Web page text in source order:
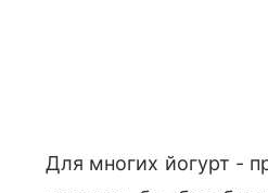
Для многих йогурт -